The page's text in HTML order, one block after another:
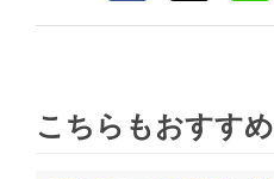
こちらもおすすめ